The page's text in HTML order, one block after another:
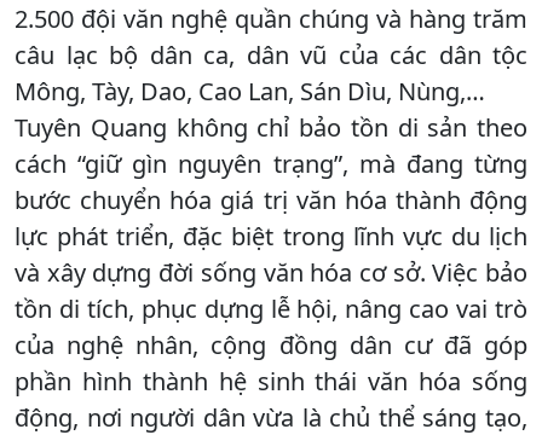
2.500 đội văn nghệ quần chúng và hàng trăm
câu lạc bộ dân ca, dân vũ của các dân tộc
Mông, Tày, Dao, Cao Lan, Sán Dìu, Nùng,…
Tuyên Quang không chỉ bảo tồn di sản theo
cách “giữ gìn nguyên trạng”, mà đang từng
bước chuyển hóa giá trị văn hóa thành động
lực phát triển, đặc biệt trong lĩnh vực du lịch
và xây dựng đời sống văn hóa cơ sở. Việc bảo
tồn di tích, phục dựng lễ hội, nâng cao vai trò
của nghệ nhân, cộng đồng dân cư đã góp
phần hình thành hệ sinh thái văn hóa sống
động, nơi người dân vừa là chủ thể sáng tạo,